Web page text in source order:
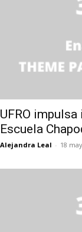
UFRO
Escuela
Alejandra Leal - 18